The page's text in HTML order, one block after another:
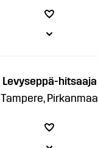
Levyseppä-hitsaaja
Tampere, Pirkanmaa